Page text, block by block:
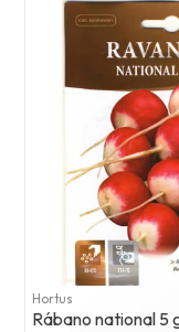
Hortus